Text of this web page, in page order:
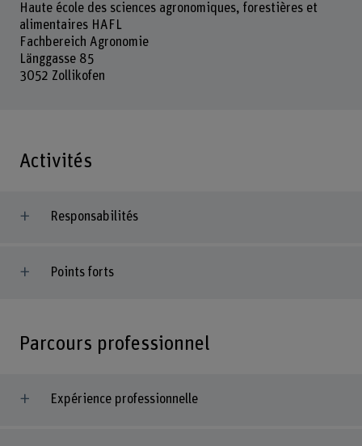
Haute école des sciences agronomiques, forestières et
alimentaires HAFL
Fachbereich Agronomie
Länggasse 85
3052 Zollikofen
Activités
Responsabilités
Points forts
Parcours professionnel
Expérience professionnelle